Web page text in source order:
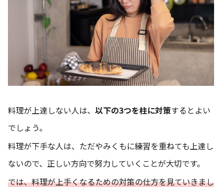
料理が上達しない人は、 以下の3つを柱に対策するとよい
でしょう。
料理が下手な人は、ただやみくもに練習を重ねても上達し
ないので、正しい方向で努力していくことが大切です。
では、料理が上手くなるための対策の仕方を見ていきまし